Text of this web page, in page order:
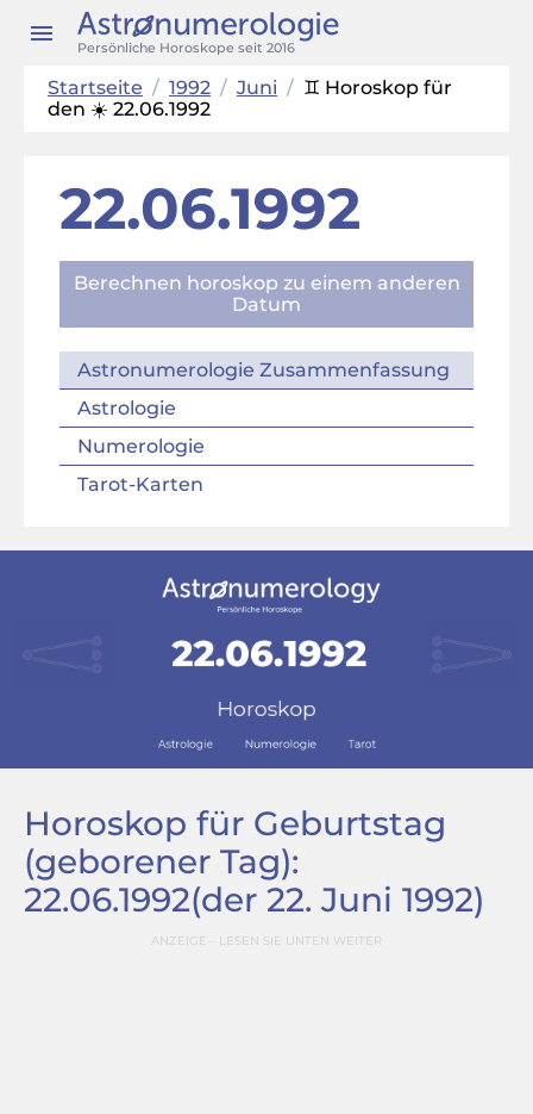
Persönliche Horoskope seit 2016
Startseite / 1992 / Juni / ♊ Horoskop für
den ☀️ 22.06.1992
22.06.1992
Berechnen horoskop zu einem anderen
Datum
Astronumerologie Zusammenfassung
Astrologie
Numerologie
Tarot-Karten
Horoskop für Geburtstag
(geborener Tag):
22.06.1992(der 22. Juni 1992)
ANZEIGE - LESEN SIE UNTEN WEITER